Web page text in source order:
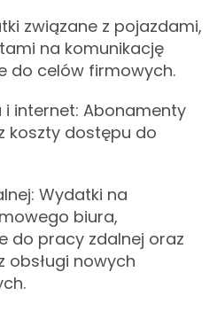
związane z pojazdami,
na komunikację
do celów firmowych.
i internet: Abonamenty
koszty dostępu do
Wydatki na
biura,
do pracy zdalnej oraz
obsługi nowych